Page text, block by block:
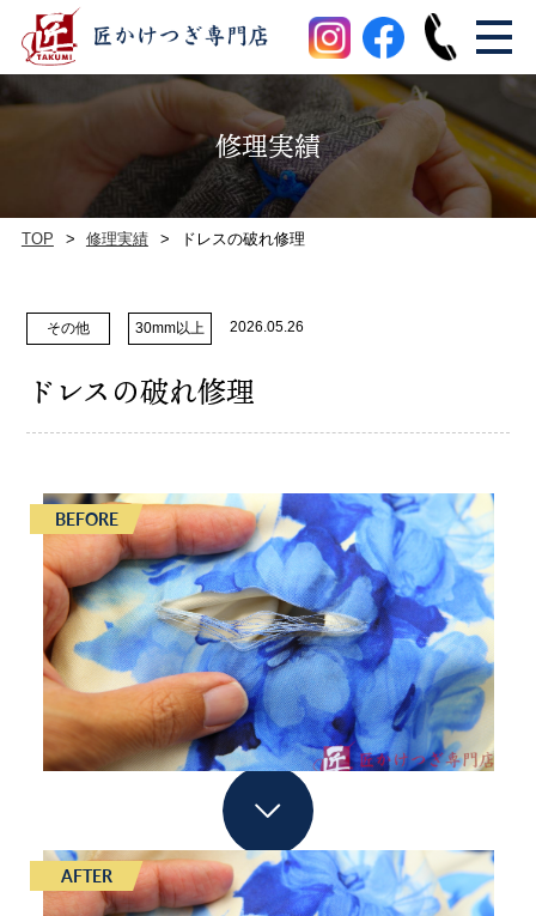
修理実績
TOP 修理実績 ドレスの破れ修理
その他 30mm以上 2026.05.26
ドレスの破れ修理
BEFORE
AFTER